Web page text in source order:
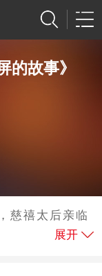
的故事》
慈禧太后亲临
展开